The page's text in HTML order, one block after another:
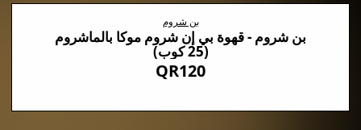
بن شروم
بن شروم - قهوة بي إن شروم موكا بالماشروم
(25 كوب)
QR120